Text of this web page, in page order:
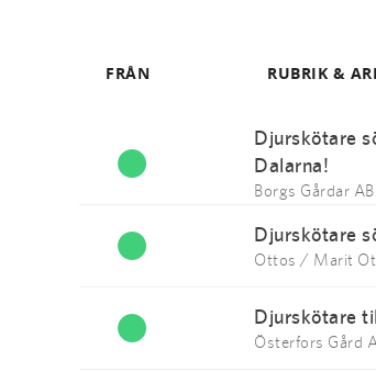
FRÅN RUBRIK &
Djurskötare
Dalarna!
Borgs Gårdar AB
Djurskötare
Ottos / Marit
Djurskötare
Österfors Gård